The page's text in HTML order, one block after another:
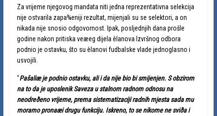
Za vrijeme njegovog mandata niti jedna reprezentativna selekcija
nije ostvarila zapa¾eniji rezultat, mijenjali su se selektori, a on
nikada nije snosio odgovornost. Ipak, posljednjih dana prošle
godine nakon pritiska veæeg dijela èlanova Izvršnog odbora
podnio je ostavku, što su èlanovi fudbalske vlade jednoglasno i
usvojili.
"Pašaliæ je podnio ostavku, ali i da nije bio bi smijenjen. S obzirom
na to da je uposlenik Saveza u stalnom radnom odnosu na
neodreðeno vrijeme, prema sistematizaciji radnih mjesta sada mu
moramo pronaæi drugu funkciju. Iskreno, to se nikome ne sviða i